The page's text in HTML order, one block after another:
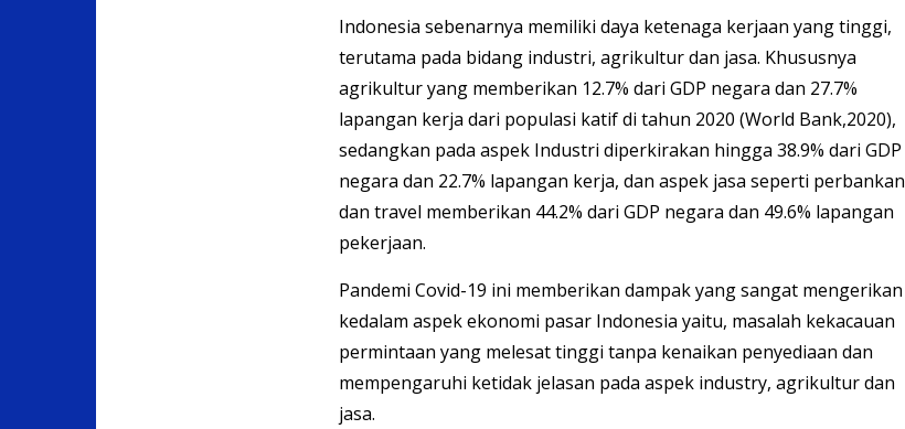
Indonesia sebenarnya memiliki daya ketenaga kerjaan yang tinggi,
terutama pada bidang industri, agrikultur dan jasa. Khususnya
agrikultur yang memberikan 12.7% dari GDP negara dan 27.7%
lapangan kerja dari populasi katif di tahun 2020 (World Bank,2020),
sedangkan pada aspek Industri diperkirakan hingga 38.9% dari GDP
negara dan 22.7% lapangan kerja, dan aspek jasa seperti perbankan
dan travel memberikan 44.2% dari GDP negara dan 49.6% lapangan
pekerjaan.
Pandemi Covid-19 ini memberikan dampak yang sangat mengerikan
kedalam aspek ekonomi pasar Indonesia yaitu, masalah kekacauan
permintaan yang melesat tinggi tanpa kenaikan penyediaan dan
mempengaruhi ketidak jelasan pada aspek industry, agrikultur dan
jasa.